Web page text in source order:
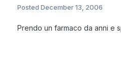
Posted December 13, 2006
Prendo un farmaco da anni e